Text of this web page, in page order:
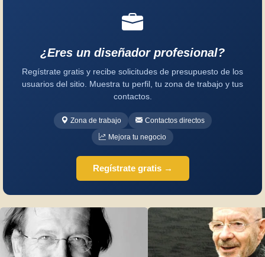
¿Eres un diseñador profesional?
Regístrate gratis y recibe solicitudes de presupuesto de los
usuarios del sitio. Muestra tu perfil, tu zona de trabajo y tus
contactos.
Zona de trabajo
Contactos directos
Mejora tu negocio
Regístrate gratis →